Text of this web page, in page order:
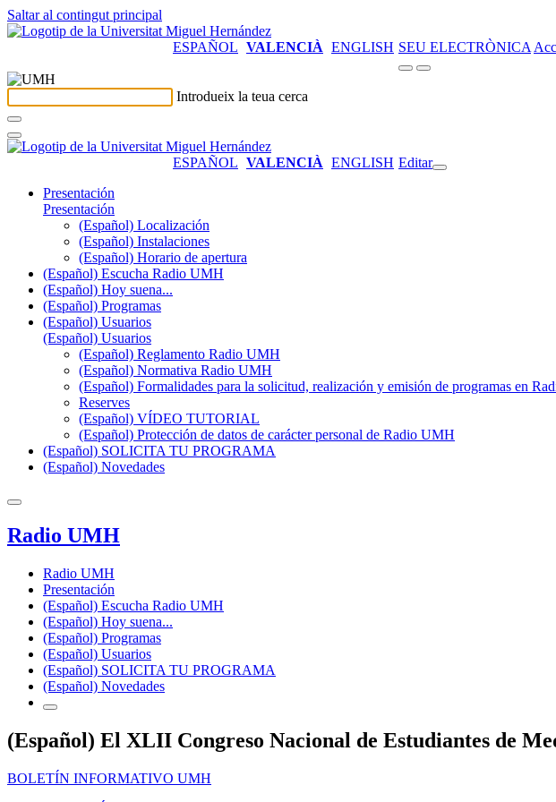
Saltar al contingut principal
ESPAÑOL VALENCIÀ ENGLISH SEU ELECTRÒNICA
Introdueix la teua cerca
ESPAÑOL VALENCIÀ ENGLISH Editar
Presentación
Presentación
(Español) Localización
(Español) Instalaciones
(Español) Horario de apertura
(Español) Escucha Radio UMH
(Español) Hoy suena...
(Español) Programas
(Español) Usuarios
(Español) Usuarios
(Español) Reglamento Radio UMH
(Español) Normativa Radio UMH
(Español) Formalidades para la solicitud, realización y emisión de programas en
Reserves
(Español) VÍDEO TUTORIAL
(Español) Protección de datos de carácter personal de Radio UMH
(Español) SOLICITA TU PROGRAMA
(Español) Novedades
Radio UMH
Radio UMH
Presentación
(Español) Escucha Radio UMH
(Español) Hoy suena...
(Español) Programas
(Español) Usuarios
(Español) SOLICITA TU PROGRAMA
(Español) Novedades
(Español) El XLII Congreso Nacional de Estudiantes de
BOLETÍN INFORMATIVO UMH